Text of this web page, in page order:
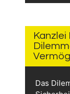
Das